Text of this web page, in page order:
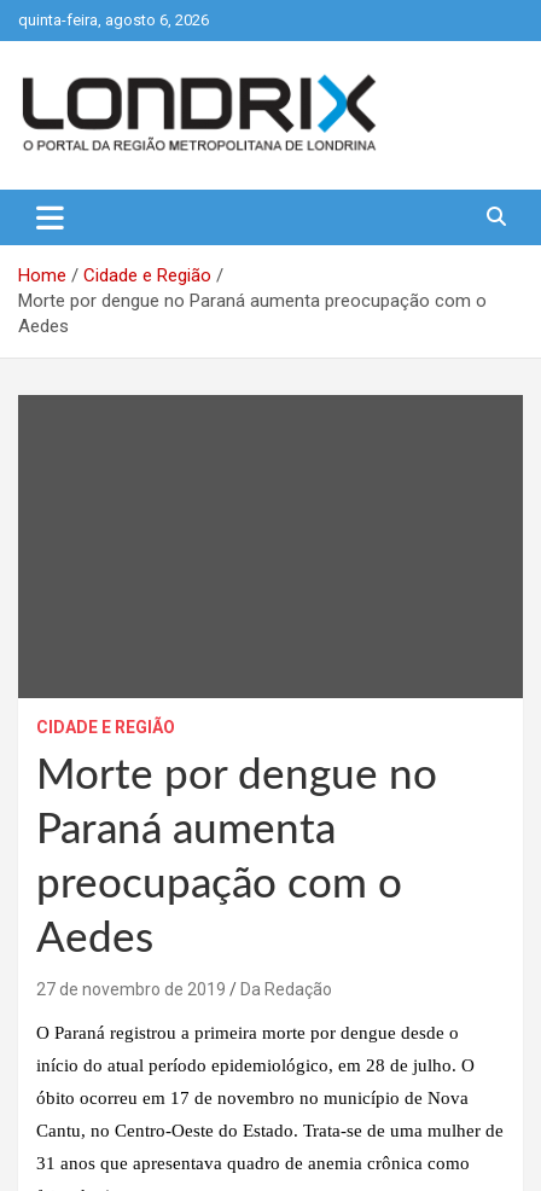
to
quinta-feira, agosto 6, 2026
Londrix
Home
Cidade e Região
Morte por dengue no Paraná aumenta preocupação com o
Aedes
CIDADE E REGIÃO
Morte por dengue no
Paraná aumenta
preocupação com o
Aedes
27 de novembro de 2019 Da Redação
O Paraná registrou a primeira morte por dengue desde o
início do atual período epidemiológico, em 28 de julho. O
óbito ocorreu em 17 de novembro no município de Nova
Cantu, no Centro-Oeste do Estado. Trata-se de uma mulher de
31 anos que apresentava quadro de anemia crônica como